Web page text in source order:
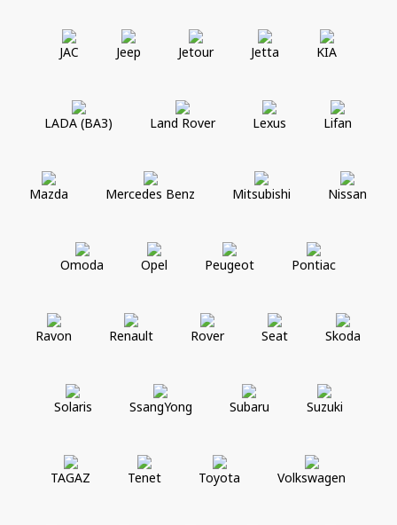
JAC Jeep Jetour Jetta KIA
LADA (ВАЗ) Land Rover Lexus Lifan
Mazda Mercedes Benz Mitsubishi Nissan
Omoda Opel Peugeot Pontiac
Ravon Renault Rover Seat Skoda
Solaris SsangYong Subaru Suzuki
TAGAZ Tenet Toyota Volkswagen